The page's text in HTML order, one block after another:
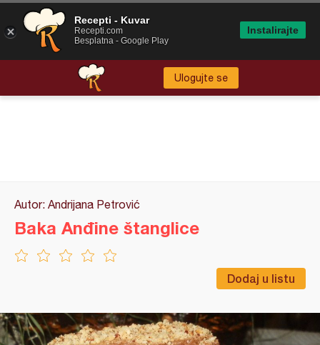
Ulogujte se
Autor: Andrijana Petrović
Dodaj u listu
Baka Anđine štanglice
Recepti - Kuvar
Recepti.com
Besplatna - Google Play
Instalirajte